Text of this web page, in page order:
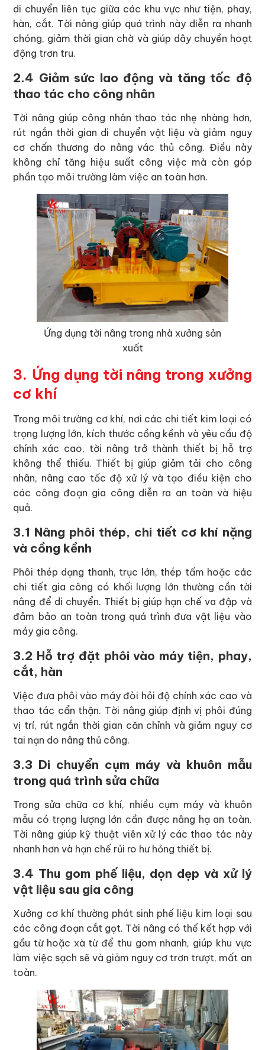
di chuyển liên tục giữa các khu vực như tiện, phay,
hàn, cắt. Tời nâng giúp quá trình này diễn ra nhanh
chóng, giảm thời gian chờ và giúp dây chuyền hoạt
động trơn tru.
2.4 Giảm sức lao động và tăng tốc độ
thao tác cho công nhân
Tời nâng giúp công nhân thao tác nhẹ nhàng hơn,
rút ngắn thời gian di chuyển vật liệu và giảm nguy
cơ chấn thương do nâng vác thủ công. Điều này
không chỉ tăng hiệu suất công việc mà còn góp
phần tạo môi trường làm việc an toàn hơn.
Ứng dụng tời nâng trong nhà xưởng sản
xuất
3. Ứng dụng tời nâng trong xưởng
cơ khí
Trong môi trường cơ khí, nơi các chi tiết kim loại có
trọng lượng lớn, kích thước cồng kềnh và yêu cầu độ
chính xác cao, tời nâng trở thành thiết bị hỗ trợ
không thể thiếu. Thiết bị giúp giảm tải cho công
nhân, nâng cao tốc độ xử lý và tạo điều kiện cho
các công đoạn gia công diễn ra an toàn và hiệu
quả.
3.1 Nâng phôi thép, chi tiết cơ khí nặng
và cồng kềnh
Phôi thép dạng thanh, trục lớn, thép tấm hoặc các
chi tiết gia công có khối lượng lớn thường cần tời
nâng để di chuyển. Thiết bị giúp hạn chế va đập và
đảm bảo an toàn trong quá trình đưa vật liệu vào
máy gia công.
3.2 Hỗ trợ đặt phôi vào máy tiện, phay,
cắt, hàn
Việc đưa phôi vào máy đòi hỏi độ chính xác cao và
thao tác cẩn thận. Tời nâng giúp định vị phôi đúng
vị trí, rút ngắn thời gian căn chỉnh và giảm nguy cơ
tai nạn do nâng thủ công.
3.3 Di chuyển cụm máy và khuôn mẫu
trong quá trình sửa chữa
Trong sửa chữa cơ khí, nhiều cụm máy và khuôn
mẫu có trọng lượng lớn cần được nâng hạ an toàn.
Tời nâng giúp kỹ thuật viên xử lý các thao tác này
nhanh hơn và hạn chế rủi ro hư hỏng thiết bị.
3.4 Thu gom phế liệu, dọn dẹp và xử lý
vật liệu sau gia công
Xưởng cơ khí thường phát sinh phế liệu kim loại sau
các công đoạn cắt gọt. Tời nâng có thể kết hợp với
gầu từ hoặc xà từ để thu gom nhanh, giúp khu vực
làm việc sạch sẽ và giảm nguy cơ trơn trượt, mất an
toàn.